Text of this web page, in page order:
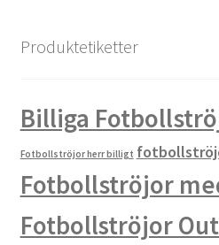
Produktetiketter
Billiga
Fotbollströjor herr billigt
Fotbollströjor
Fotbollströjor